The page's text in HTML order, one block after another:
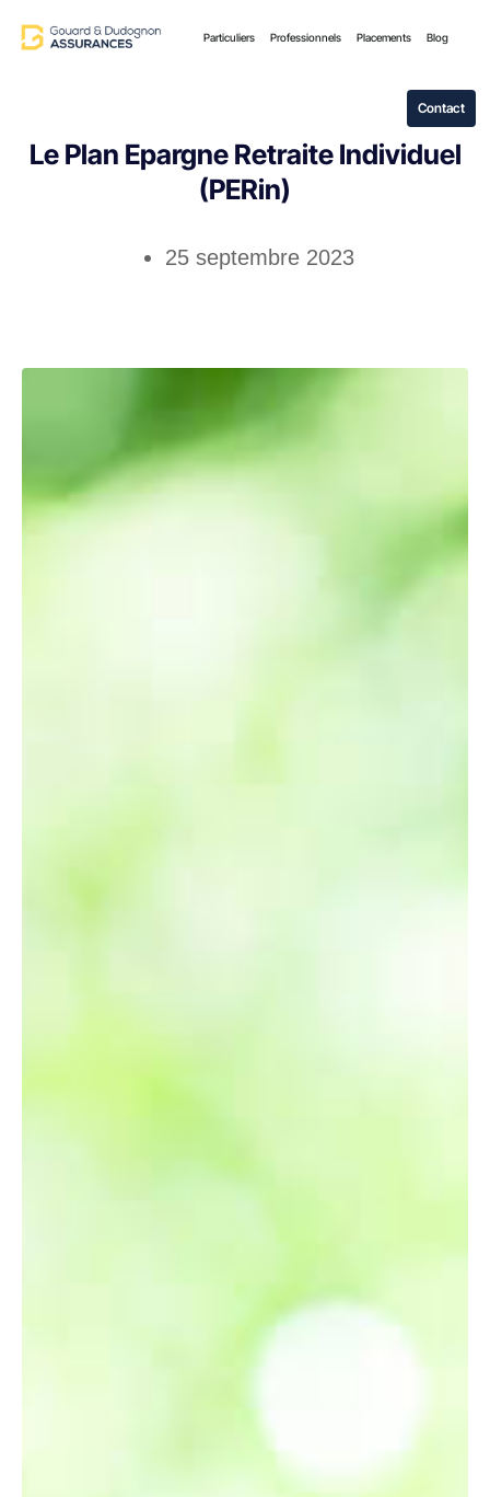
Particuliers Professionnels Placements Blog
Contact
Le Plan Epargne Retraite Individuel
(PERin)
25 septembre 2023